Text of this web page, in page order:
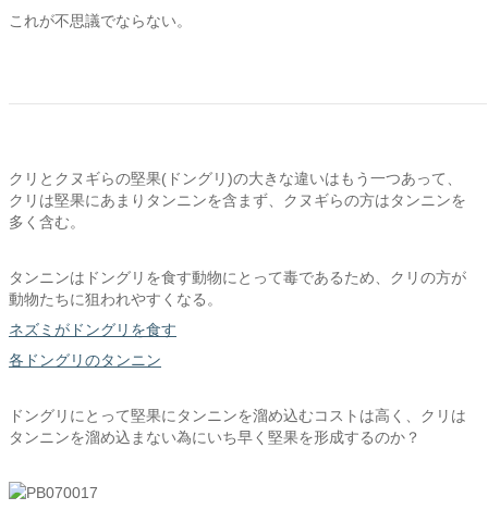
これが不思議でならない。
クリとクヌギらの堅果(ドングリ)の大きな違いはもう一つあって、
クリは堅果にあまりタンニンを含まず、クヌギらの方はタンニンを
多く含む。
タンニンはドングリを食す動物にとって毒であるため、クリの方が
動物たちに狙われやすくなる。
ネズミがドングリを食す
各ドングリのタンニン
ドングリにとって堅果にタンニンを溜め込むコストは高く、クリは
タンニンを溜め込まない為にいち早く堅果を形成するのか？